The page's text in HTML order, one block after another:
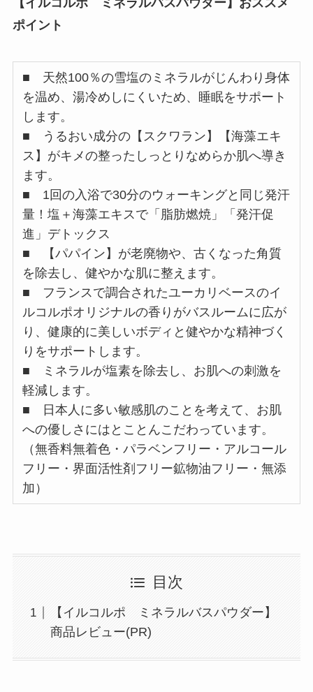
ポイント
■ 天然100％の雪塩のミネラルがじんわり身体
を温め、湯冷めしにくいため、睡眠をサポート
します。
■ うるおい成分の【スクワラン】【海藻エキ
ス】がキメの整ったしっとりなめらか肌へ導き
ます。
■ 1回の入浴で30分のウォーキングと同じ発汗
量！塩＋海藻エキスで「脂肪燃焼」「発汗促
進」デトックス
■ 【パパイン】が老廃物や、古くなった角質
を除去し、健やかな肌に整えます。
■ フランスで調合されたユーカリベースのイ
ルコルポオリジナルの香りがバスルームに広が
り、健康的に美しいボディと健やかな精神づく
りをサポートします。
■ ミネラルが塩素を除去し、お肌への刺激を
軽減します。
■ 日本人に多い敏感肌のことを考えて、お肌
への優しさにはとことんこだわっています。
（無香料無着色・パラベンフリー・アルコール
フリー・界面活性剤フリー鉱物油フリー・無添
加）
目次
【イルコルポ ミネラルバスパウダー】
商品レビュー(PR)